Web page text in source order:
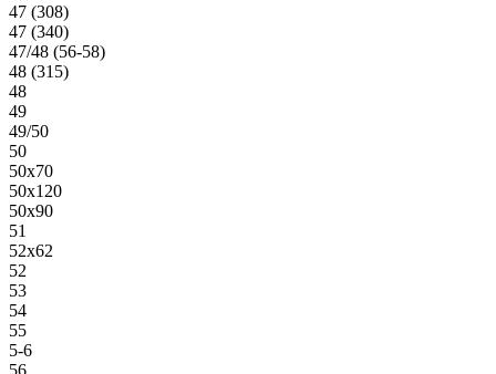
47 (308)
47 (340)
47/48 (56-58)
48 (315)
48
49
49/50
50
50х70
50х120
50х90
51
52х62
52
53
54
55
5-6
56